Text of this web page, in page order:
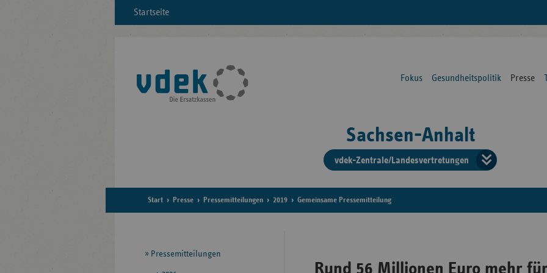
Startseite
Fokus Gesundheitspolitik Presse
Sachsen-Anhalt
vdek-Zentrale/Landesvertretungen
der
Start Presse Pressemitteilungen 2019 Gemeinsame Pressemitteilung
Rund 56 Millionen Euro mehr
Seitennavigation
Pressemitteilungen